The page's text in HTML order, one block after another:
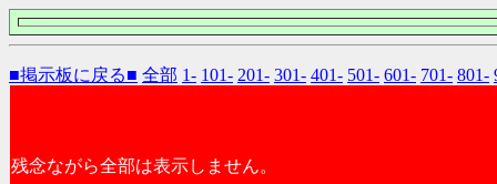
■掲示板に戻る■ 全部 1- 101- 201- 301- 401- 501- 601- 701- 801-
残念ながら全部は表示しません。